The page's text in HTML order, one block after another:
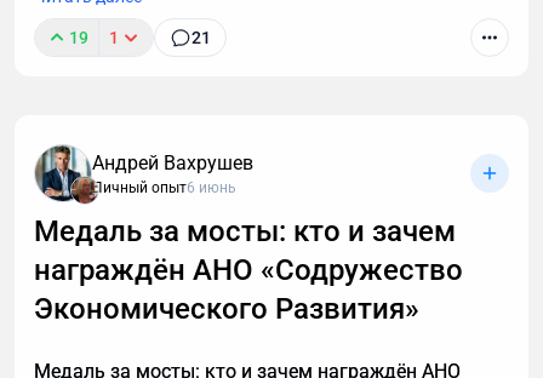
В этой статье описаны 3 фундаментальных
принципа построения мышц после 40, которые
19 1 21
Андрей Вахрушев
Личный опыт6 июнь
Медаль за мосты: кто и зачем
награждён АНО «Содружество
Экономического Развития»
Медаль за мосты: кто и зачем награждён АНО